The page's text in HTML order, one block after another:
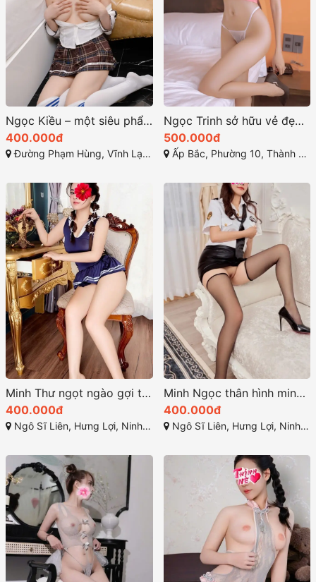
Ngọc Kiều – một siêu phẩm cuồng nhiệt ở rạch giá
400.000đ
Đường Phạm Hùng, Vĩnh Lạc, Rạch Giá, Kiên Giang
Ngọc Trinh sở hữu vẻ đẹp thanh thoát với vóc dáng cân đối
500.000đ
Ấp Bắc, Phường 10, Thành phố Mỹ Tho, Tiền Giang
Minh Thư ngọt ngào gợi tình quyến rũ nhất cần thơ
400.000đ
Ngô Sĩ Liên, Hưng Lợi, Ninh Kiều, Cần Thơ
Minh Ngọc thân hình minh dây và quyến rũ
400.000đ
Ngô Sĩ Liên, Hưng Lợi, Ninh Kiều, Cần Thơ